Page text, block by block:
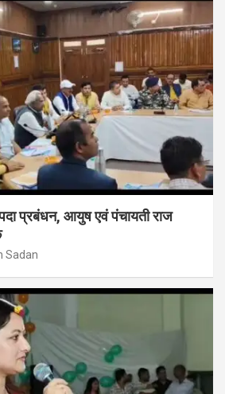
प्रबंधन, आयुष एवं पंचायती राज
Sadan